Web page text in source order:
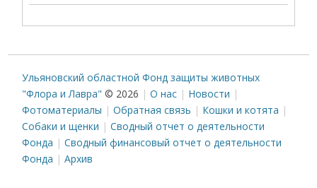
Ульяновский областной Фонд защиты животных
"Флора и Лавра" © 2026 О нас
Новости
Фотоматериалы
Обратная связь
Кошки и котята
Собаки и щенки
Сводный отчет о деятельности
Фонда
Сводный финансовый отчет о деятельности
Фонда
Архив